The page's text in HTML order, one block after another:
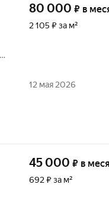
80 000 ₽ в
2 105 ₽ за м²
12 мая 2026
45 000 ₽ в
692 ₽ за м²